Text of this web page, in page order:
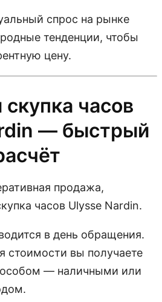
спрос на рынке
тенденции, чтобы
цену.
часов
— быстрый
продажа,
часов Ulysse Nardin.
в день обращения.
стоимости вы получаете
— наличными или